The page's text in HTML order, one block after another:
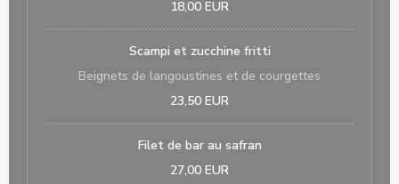
18,00 EUR
Scampi et zucchine fritti
Beignets de langoustines et de courgettes
23,50 EUR
Filet de bar au safran
27,00 EUR